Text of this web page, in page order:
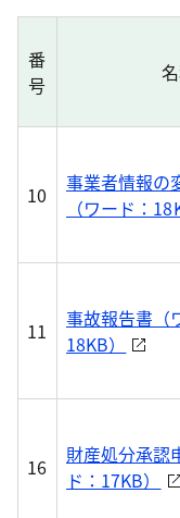
番
号
10
事業者情報の
（ワード：
11
事故報告書（
18KB）
16
財産処分承認
ド：17KB）